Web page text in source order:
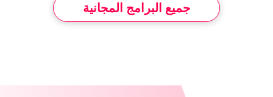
جميع البرامج المجانية